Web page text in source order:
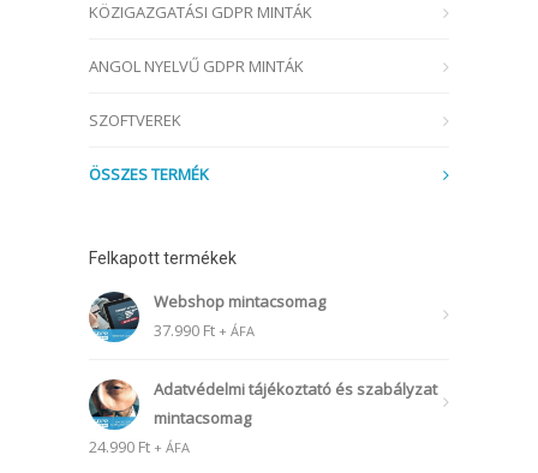
KÖZIGAZGATÁSI GDPR MINTÁK
ANGOL NYELVŰ GDPR MINTÁK
SZOFTVEREK
ÖSSZES TERMÉK
Felkapott termékek
Webshop mintacsomag
37.990 Ft + ÁFA
Adatvédelmi tájékoztató és szabályzat
mintacsomag
24.990 Ft + ÁFA